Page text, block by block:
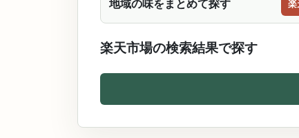
地域の味をまとめて探す 楽
楽天市場の検索結果で探す